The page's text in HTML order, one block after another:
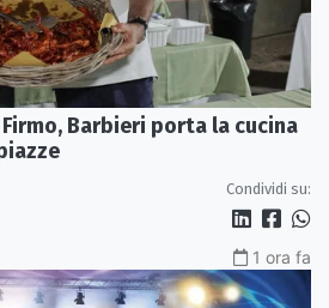
Firmo, Barbieri porta la cucina
Condividi su:
1 ora fa